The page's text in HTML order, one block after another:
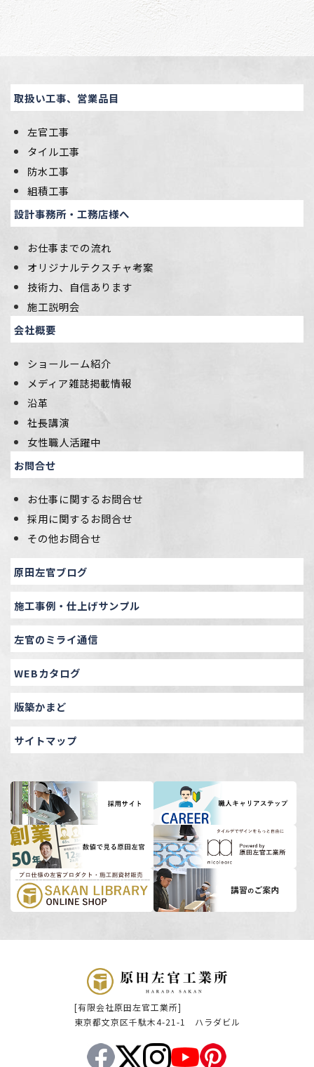
取扱い工事、営業品目
左官工事
タイル工事
防水工事
組積工事
設計事務所・工務店様へ
お仕事までの流れ
オリジナルテクスチャ考案
技術力、自信あります
施工説明会
会社概要
ショールーム紹介
メディア雑誌掲載情報
沿革
社長講演
女性職人活躍中
お問合せ
お仕事に関するお問合せ
採用に関するお問合せ
その他お問合せ
原田左官ブログ
施工事例・仕上げサンプル
左官のミライ通信
WEBカタログ
版築かまど
サイトマップ
[有限会社原田左官工業所]
東京都文京区千駄木4-21-1 ハラダビル